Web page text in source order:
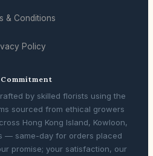
& Conditions
Policy
by skilled florists using the
sourced from ethical growers
Hong Kong Island, Kowloon,
— same-day for orders placed
promise; your satisfaction, our